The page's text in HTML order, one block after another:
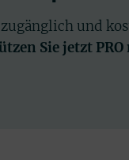
und
Sie jetzt